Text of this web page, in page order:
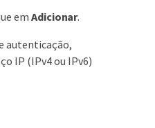
emAdicionar.
autenticação,
IP (IPv4 ou IPv6)